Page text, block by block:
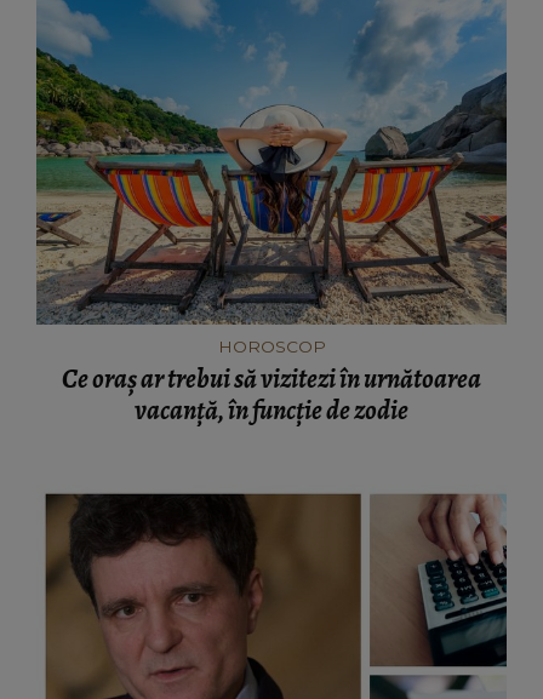
HOROSCOP
Ce oraș ar trebui să vizitezi în urnătoarea
vacanță, în funcție de zodie